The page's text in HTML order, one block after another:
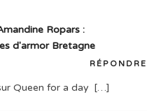
Ropars :
d'armor Bretagne
RÉPONDRE
Queen for a day […]